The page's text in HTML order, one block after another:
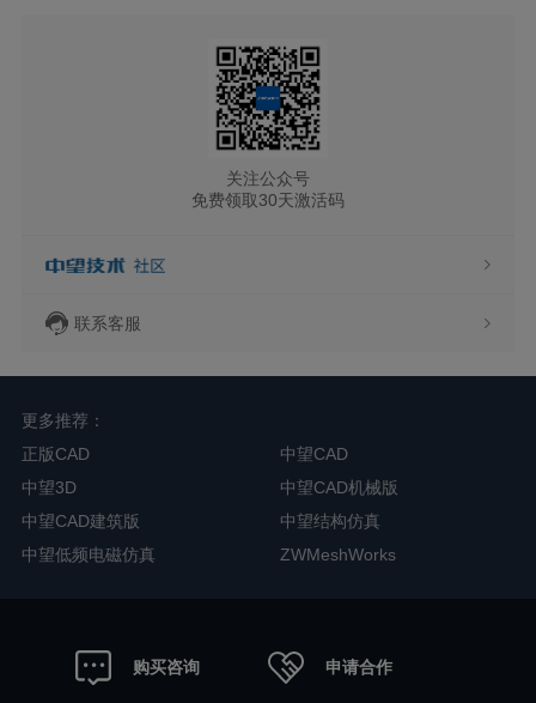
关注公众号
免费领取30天激活码
联系客服
更多推荐：
正版CAD
中望CAD
中望3D
中望CAD机械版
中望CAD建筑版
中望结构仿真
中望低频电磁仿真
ZWMeshWorks
购买咨询 申请合作